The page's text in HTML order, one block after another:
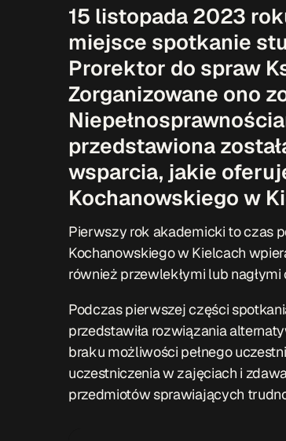
15 listopada 2023
miejsce spotkanie
Prorektor do spraw
Zorganizowane ono
przedstawiona
wsparcia, jakie
Kochanowskiego w
Pierwszy rok akademicki to czas
Kochanowskiego w Kielcach
również przewlekłymi lub
Podczas pierwszej części
przedstawiła rozwiązania
braku możliwości pełnego
uczestniczenia w zajęciach i
przedmiotów sprawiających